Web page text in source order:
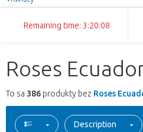
Remaining time: 3:20:08
Roses
To sa 386 produkty bez Roses
Description